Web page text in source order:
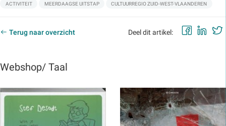
ACTIVITEIT MEERDAAGSE UITSTAP CULTUURREGIO ZUID-WEST-VLAANDEREN
Terug naar overzicht Deel dit artikel:
Webshop/ Taal